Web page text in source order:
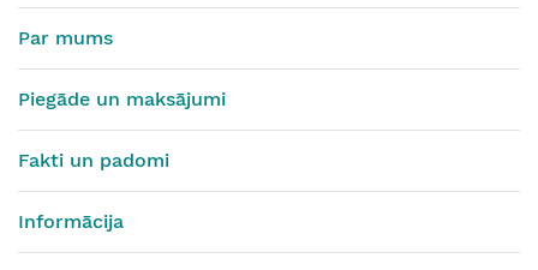
Par mums
Piegāde un maksājumi
Fakti un padomi
Informācija